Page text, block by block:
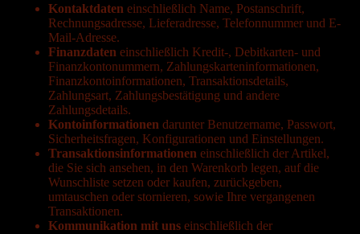
Kontaktdaten einschließlich Name, Postanschrift,
Rechnungsadresse, Lieferadresse, Telefonnummer und E-
Mail-Adresse.
Finanzdaten einschließlich Kredit-, Debitkarten- und
Finanzkontonummern, Zahlungskarteninformationen,
Finanzkontoinformationen, Transaktionsdetails,
Zahlungsart, Zahlungsbestätigung und andere
Zahlungsdetails.
Kontoinformationen darunter Benutzername, Passwort,
Sicherheitsfragen, Konfigurationen und Einstellungen.
Transaktionsinformationen einschließlich der Artikel,
die Sie sich ansehen, in den Warenkorb legen, auf die
Wunschliste setzen oder kaufen, zurückgeben,
umtauschen oder stornieren, sowie Ihre vergangenen
Transaktionen.
Kommunikation mit uns einschließlich der